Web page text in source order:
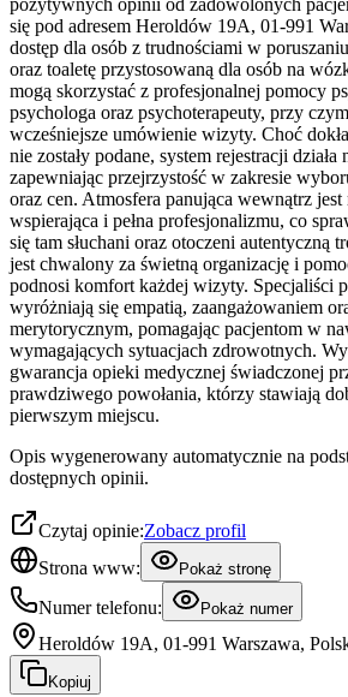
pozytywnych opinii od zadowolonych
się pod adresem Heroldów 19A, 01-991
dostęp dla osób z trudnościami w
oraz toaletę przystosowaną dla osób na
mogą skorzystać z profesjonalnej pomocy
psychologa oraz psychoterapeuty, przy
wcześniejsze umówienie wizyty. Choć
nie zostały podane, system rejestracji
zapewniając przejrzystość w zakresie
oraz cen. Atmosfera panująca wewnątrz jest
wspierająca i pełna profesjonalizmu, co
się tam słuchani oraz otoczeni autentyczną
jest chwalony za świetną organizację i
podnosi komfort każdej wizyty. Specjaliści
wyróżniają się empatią, zaangażowaniem
merytorycznym, pomagając pacjentom w
wymagających sytuacjach zdrowotnych.
gwarancja opieki medycznej świadczonej
prawdziwego powołania, którzy stawiają
pierwszym miejscu.
Opis wygenerowany automatycznie na
dostępnych opinii.
Czytaj opinie:Zobacz profil
Strona www:
Pokaż stronę
Numer telefonu: Pokaż numer
Heroldów 19A, 01-991 Warszawa,
Kopiuj